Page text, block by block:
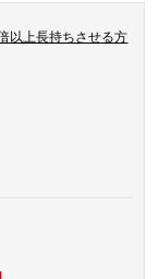
以上長持ちさせる方